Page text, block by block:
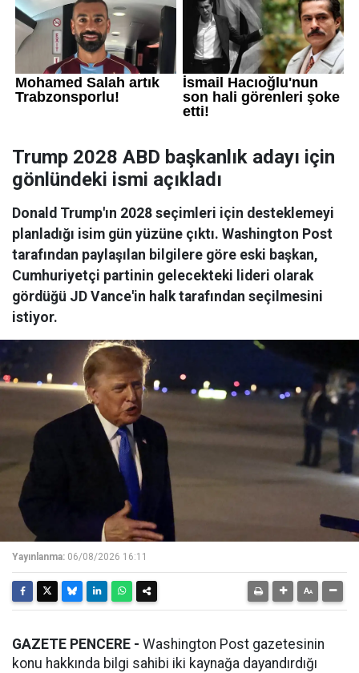
Trump 2028 ABD başkanlık adayı için
gönlündeki ismi açıkladı
Donald Trump'ın 2028 seçimleri için desteklemeyi
planladığı isim gün yüzüne çıktı. Washington Post
tarafından paylaşılan bilgilere göre eski başkan,
Cumhuriyetçi partinin gelecekteki lideri olarak
gördüğü JD Vance'in halk tarafından seçilmesini
istiyor.
Yayınlanma: 06/08/2026 16:11
GAZETE PENCERE - Washington Post gazetesinin
konu hakkında bilgi sahibi iki kaynağa dayandırdığı